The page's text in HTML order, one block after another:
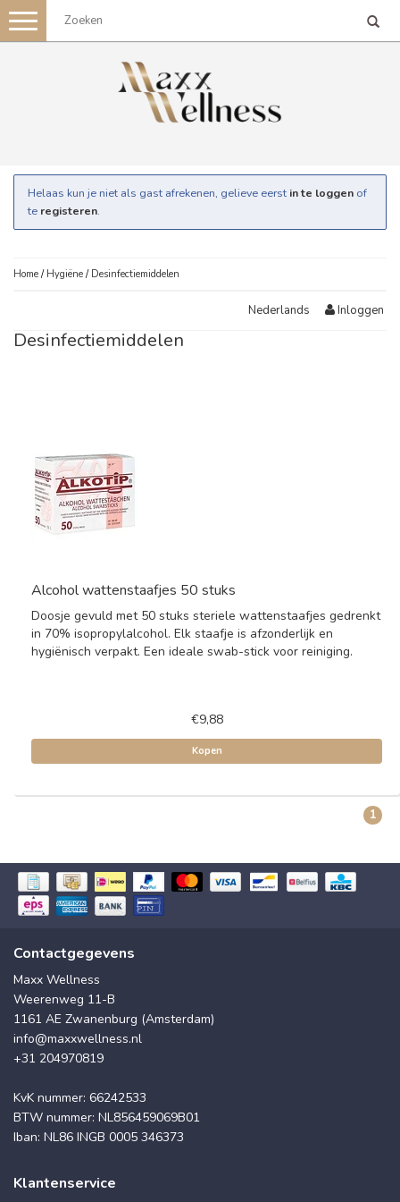
Toggle
navigation
Helaas kun je niet als gast afrekenen, gelieve eerst in te loggen of
te registeren.
Home / Hygiëne / Desinfectiemiddelen
Nederlands Inloggen
Desinfectiemiddelen
Alcohol wattenstaafjes 50 stuks
Doosje gevuld met 50 stuks steriele wattenstaafjes gedrenkt
in 70% isopropylalcohol. Elk staafje is afzonderlijk en
hygiënisch verpakt. Een ideale swab-stick voor reiniging.
€9,88
Kopen
1
Contactgegevens
Maxx Wellness
Weerenweg 11-B
1161 AE Zwanenburg (Amsterdam)
info@maxxwellness.nl
+31 204970819
KvK nummer: 66242533
BTW nummer: NL856459069B01
Iban: NL86 INGB 0005 346373
Klantenservice